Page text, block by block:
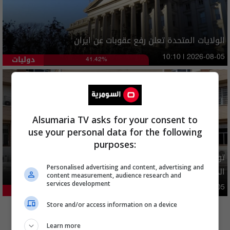
الولايات المتحدة تعلن رفع عقوبات عن ايران
دوليات 41.42% 10:10 | 2026-08-05
توضيح رسمي بشأن إلغاء شمول فئات من المستفيدين بإعانة
الحماية الاجتماعية
05:43 | 2026-08-05
المزيد
Alsumaria TV asks for your consent to
use your personal data for the following
purposes:
Personalised advertising and content, advertising and
content measurement, audience research and
services development
Store and/or access information on a device
Learn more